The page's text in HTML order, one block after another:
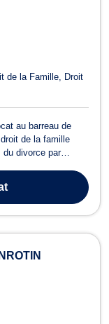
de la Famille
Droit
au barreau de
de la famille
du divorce par
tous les aspects de